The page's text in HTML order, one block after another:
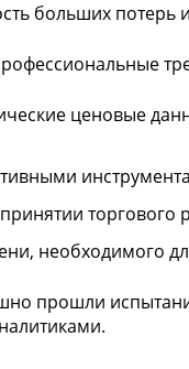
больших потерь
ценовые
торгового
необходимого
прошли